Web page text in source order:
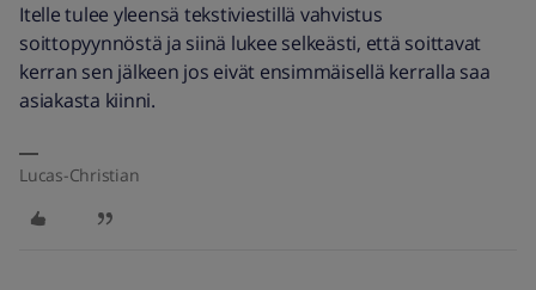
Itelle tulee yleensä tekstiviestillä vahvistus
soittopyynnöstä ja siinä lukee selkeästi, että soittavat
kerran sen jälkeen jos eivät ensimmäisellä kerralla saa
asiakasta kiinni.
Lucas-Christian